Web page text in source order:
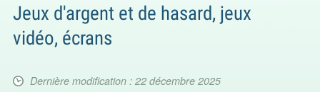
Jeux d'argent et de hasard, jeux
vidéo, écrans
Dernière modification : 22 décembre 2025